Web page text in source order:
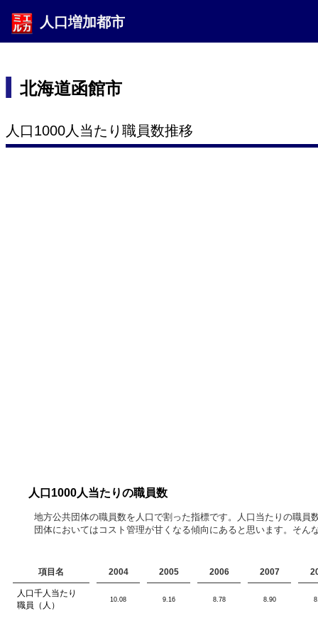
人口増加都市
北海道函館市
人口1000人当たり職員数推移
人口1000人当たりの職員数
地方公共団体の職員数を人口で割った指標です。人口当たりの職
団体においてはコスト管理が甘くなる傾向にあると思います。そ
項目名 2004 2005 2006 2007
人口千人当たり
職員（人）
10.08 9.16 8.78 8.90